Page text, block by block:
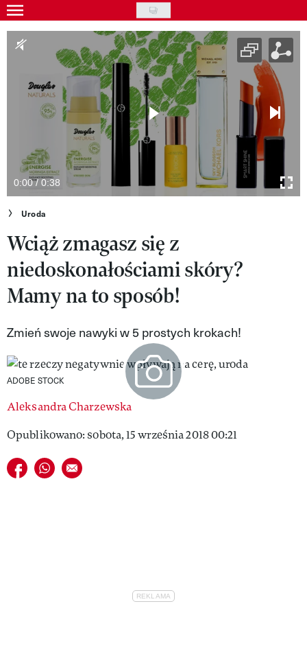
Skip
to
main
Gwiazdy
Moda
Styl życia
Kultura
Wideo
Nasze akcje
VIVA!ART
VIVA!MODA
VIVA!PEOPLE POWER
VIVA!ITAKA
MAGAZYN VIVA!
0:00 / 0:38
Uroda
Wciąż zmagasz się z
niedoskonałościami skóry?
Mamy na to sposób!
Zmień swoje nawyki w 5 prostych krokach!
ADOBE STOCK
Aleksandra Charzewska
Opublikowano: sobota, 15 września 2018 00:21
Udostępnij na facebook
Udostępnij na whatsapp
E-mail do przyjaciela